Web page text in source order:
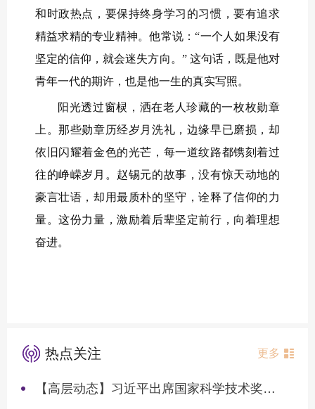
和时政热点，要保持终身学习的习惯，要有追求
精益求精的专业精神。他常说：“一个人如果没有
坚定的信仰，就会迷失方向。” 这句话，既是他对
青年一代的期许，也是他一生的真实写照。
阳光透过窗棂，洒在老人珍藏的一枚枚勋章
上。那些勋章历经岁月洗礼，边缘早已磨损，却
依旧闪耀着金色的光芒，每一道纹路都镌刻着过
往的峥嵘岁月。赵锡元的故事，没有惊天动地的
豪言壮语，却用最质朴的坚守，诠释了信仰的力
量。这份力量，激励着后辈坚定前行，向着理想
奋进。
热点关注 更多
【高层动态】习近平出席国家科学技术奖励大会两院院士大会中国科协第十一次全国代表大会并发表重要讲话